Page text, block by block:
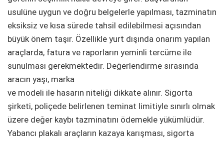
usulüne uygun ve doğru belgelerle yapılması, tazminatın
eksiksiz ve kısa sürede tahsil edilebilmesi açısından
büyük önem taşır. Özellikle yurt dışında onarım yapılan
araçlarda, fatura ve raporların yeminli tercüme ile
sunulması gerekmektedir. Değerlendirme sırasında
aracın yaşı, marka
ve modeli ile hasarın niteliği dikkate alınır. Sigorta
şirketi, poliçede belirlenen teminat limitiyle sınırlı olmak
üzere değer kaybı tazminatını ödemekle yükümlüdür.
Yabancı plakalı araçların kazaya karışması, sigorta